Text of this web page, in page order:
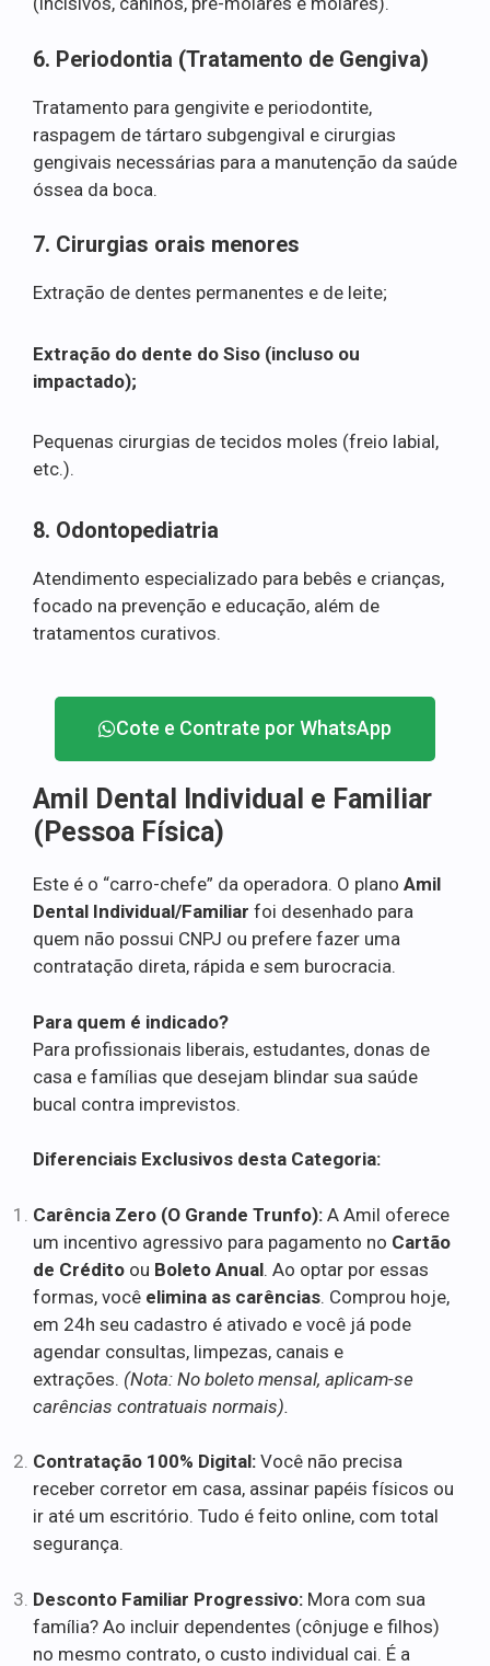
6. Periodontia (Tratamento de Gengiva)
Tratamento para gengivite e periodontite,
raspagem de tártaro subgengival e cirurgias
gengivais necessárias para a manutenção da saúde
óssea da boca.
7. Cirurgias orais menores
Extração de dentes permanentes e de leite;
Extração do dente do Siso (incluso ou
impactado);
Pequenas cirurgias de tecidos moles (freio labial,
etc.).
8. Odontopediatria
Atendimento especializado para bebês e crianças,
focado na prevenção e educação, além de
tratamentos curativos.
Cote e Contrate por WhatsApp
Amil Dental Individual e Familiar
(Pessoa Física)
Este é o “carro-chefe” da operadora. O plano Amil
Dental Individual/Familiar foi desenhado para
quem não possui CNPJ ou prefere fazer uma
contratação direta, rápida e sem burocracia.
Para quem é indicado?
Para profissionais liberais, estudantes, donas de
casa e famílias que desejam blindar sua saúde
bucal contra imprevistos.
Diferenciais Exclusivos desta Categoria:
Carência Zero (O Grande Trunfo): A Amil oferece
um incentivo agressivo para pagamento no Cartão
de Crédito ou Boleto Anual. Ao optar por essas
formas, você elimina as carências. Comprou hoje,
em 24h seu cadastro é ativado e você já pode
agendar consultas, limpezas, canais e
extrações. (Nota: No boleto mensal, aplicam-se
carências contratuais normais).
Contratação 100% Digital: Você não precisa
receber corretor em casa, assinar papéis físicos ou
ir até um escritório. Tudo é feito online, com total
segurança.
Desconto Familiar Progressivo: Mora com sua
família? Ao incluir dependentes (cônjuge e filhos)
no mesmo contrato, o custo individual cai. É a